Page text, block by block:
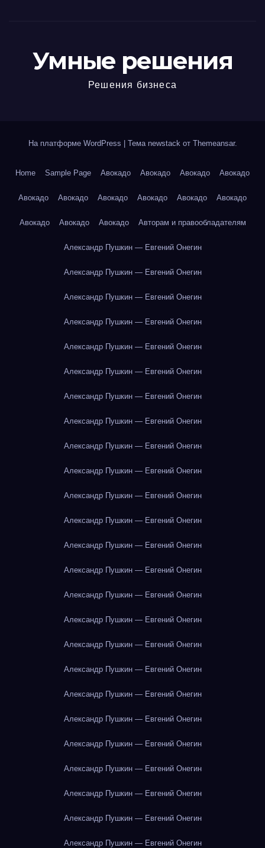
Умные решения
Решения бизнеса
На платформе WordPress Тема newstack от Themeansar.
Home Sample Page Авокадо Авокадо Авокадо Авокадо
Авокадо Авокадо Авокадо Авокадо Авокадо Авокадо
Авокадо Авокадо Авокадо Авторам и правообладателям
Александр Пушкин — Евгений Онегин
Александр Пушкин — Евгений Онегин
Александр Пушкин — Евгений Онегин
Александр Пушкин — Евгений Онегин
Александр Пушкин — Евгений Онегин
Александр Пушкин — Евгений Онегин
Александр Пушкин — Евгений Онегин
Александр Пушкин — Евгений Онегин
Александр Пушкин — Евгений Онегин
Александр Пушкин — Евгений Онегин
Александр Пушкин — Евгений Онегин
Александр Пушкин — Евгений Онегин
Александр Пушкин — Евгений Онегин
Александр Пушкин — Евгений Онегин
Александр Пушкин — Евгений Онегин
Александр Пушкин — Евгений Онегин
Александр Пушкин — Евгений Онегин
Александр Пушкин — Евгений Онегин
Александр Пушкин — Евгений Онегин
Александр Пушкин — Евгений Онегин
Александр Пушкин — Евгений Онегин
Александр Пушкин — Евгений Онегин
Александр Пушкин — Евгений Онегин
Александр Пушкин — Евгений Онегин
Александр Пушкин — Евгений Онегин